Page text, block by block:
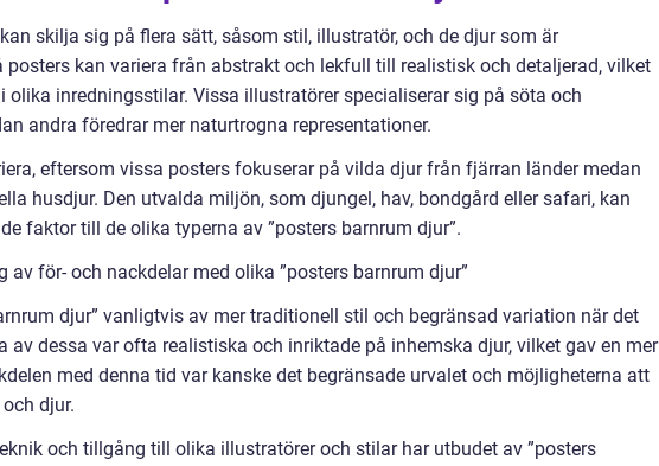
skilja sig på flera sätt, såsom stil, illustratör, och de djur som är
kan variera från abstrakt och lekfull till realistisk och detaljerad, vilket
olika inredningsstilar. Vissa illustratörer specialiserar sig på söta och
andra föredrar mer naturtrogna representationer.
eftersom vissa posters fokuserar på vilda djur från fjärran länder medan
husdjur. Den utvalda miljön, som djungel, hav, bondgård eller safari, kan
faktor till de olika typerna av ”posters barnrum djur”.
av för- och nackdelar med olika ”posters barnrum djur”
djur” vanligtvis av mer traditionell stil och begränsad variation när det
av dessa var ofta realistiska och inriktade på inhemska djur, vilket gav en mer
med denna tid var kanske det begränsade urvalet och möjligheterna att
djur.
och tillgång till olika illustratörer och stilar har utbudet av ”posters